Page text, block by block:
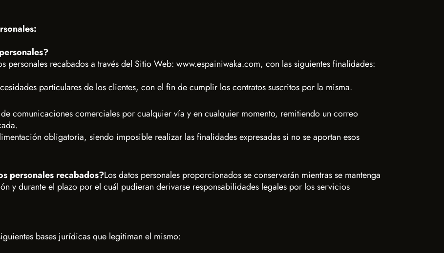
personales recabados a través del Sitio Web: www.espainiwaka.com, con las siguientes finalidades:
particulares de los clientes, con el fin de cumplir los contratos suscritos por la misma.
comunicaciones comerciales por cualquier vía y en cualquier momento, remitiendo un correo
obligatoria, siendo imposible realizar las finalidades expresadas si no se aportan esos
personales recabados?Los datos personales proporcionados se conservarán mientras se mantenga
y durante el plazo por el cuál pudieran derivarse responsabilidades legales por los servicios
bases jurídicas que legitiman el mismo: